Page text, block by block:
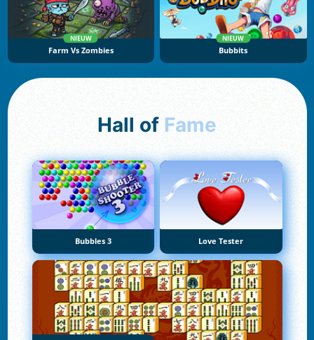
NIEUW
Farm Vs Zombies
NIEUW
Bubbits
Hall of Fame
Bubbles 3 Love Tester